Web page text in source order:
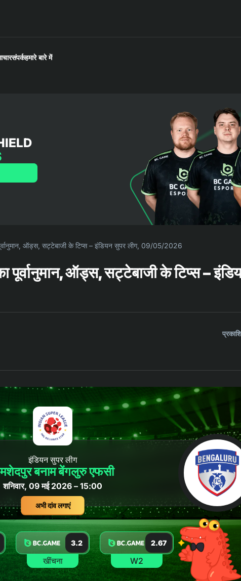
संपर्कहमारे बारे में
ऑड्स, सट्टेबाजी के टिप्स – इंडियन सुपर लीग, 09/05/2026
ऑड्स, सट्टेबाजी के टिप्स –
इंडियन सुपर लीग
बनाम बेंगलुरु एफसी
शनिवार, 09 मई 2026 – 15:00
अभी दांव लगाएं
3.2
खींचना
2.67
W2